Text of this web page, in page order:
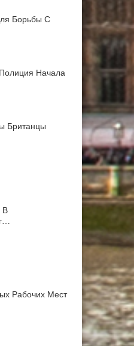
Борьбы С
Начала
Британцы
В
Рабочих Мест